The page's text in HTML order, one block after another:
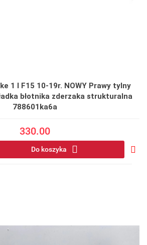
1 I F15 10-19r. NOWY Prawy tylny
błotnika zderzaka strukturalna
788601ka6a
330.00
Do koszyka